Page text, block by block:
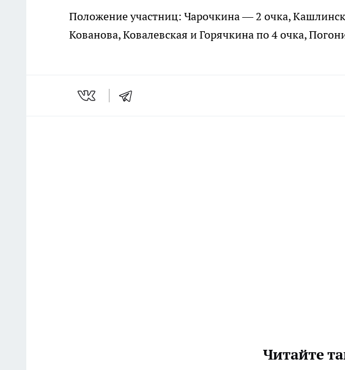
Положение участниц: Чарочкина — 2 очка,
Кованова, Ковалевская и Горячкина по 4 очка,
Читайте